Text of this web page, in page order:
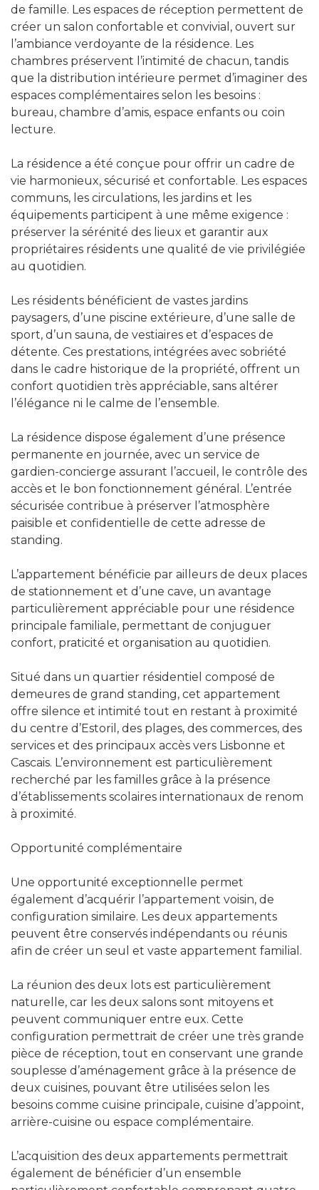
de famille. Les espaces de réception permettent de
créer un salon confortable et convivial, ouvert sur
l’ambiance verdoyante de la résidence. Les
chambres préservent l’intimité de chacun, tandis
que la distribution intérieure permet d’imaginer des
espaces complémentaires selon les besoins :
bureau, chambre d’amis, espace enfants ou coin
lecture.
La résidence a été conçue pour offrir un cadre de
vie harmonieux, sécurisé et confortable. Les espaces
communs, les circulations, les jardins et les
équipements participent à une même exigence :
préserver la sérénité des lieux et garantir aux
propriétaires résidents une qualité de vie privilégiée
au quotidien.
Les résidents bénéficient de vastes jardins
paysagers, d’une piscine extérieure, d’une salle de
sport, d’un sauna, de vestiaires et d’espaces de
détente. Ces prestations, intégrées avec sobriété
dans le cadre historique de la propriété, offrent un
confort quotidien très appréciable, sans altérer
l’élégance ni le calme de l’ensemble.
La résidence dispose également d’une présence
permanente en journée, avec un service de
gardien-concierge assurant l’accueil, le contrôle des
accès et le bon fonctionnement général. L’entrée
sécurisée contribue à préserver l’atmosphère
paisible et confidentielle de cette adresse de
standing.
L’appartement bénéficie par ailleurs de deux places
de stationnement et d’une cave, un avantage
particulièrement appréciable pour une résidence
principale familiale, permettant de conjuguer
confort, praticité et organisation au quotidien.
Situé dans un quartier résidentiel composé de
demeures de grand standing, cet appartement
offre silence et intimité tout en restant à proximité
du centre d’Estoril, des plages, des commerces, des
services et des principaux accès vers Lisbonne et
Cascais. L’environnement est particulièrement
recherché par les familles grâce à la présence
d’établissements scolaires internationaux de renom
à proximité.
Opportunité complémentaire
Une opportunité exceptionnelle permet
également d’acquérir l’appartement voisin, de
configuration similaire. Les deux appartements
peuvent être conservés indépendants ou réunis
afin de créer un seul et vaste appartement familial.
La réunion des deux lots est particulièrement
naturelle, car les deux salons sont mitoyens et
peuvent communiquer entre eux. Cette
configuration permettrait de créer une très grande
pièce de réception, tout en conservant une grande
souplesse d’aménagement grâce à la présence de
deux cuisines, pouvant être utilisées selon les
besoins comme cuisine principale, cuisine d’appoint,
arrière-cuisine ou espace complémentaire.
L’acquisition des deux appartements permettrait
également de bénéficier d’un ensemble